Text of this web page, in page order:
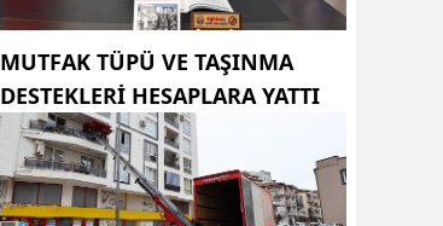
MUTFAK TÜPÜ VE TAŞINMA
DESTEKLERI HESAPLARA YATTI